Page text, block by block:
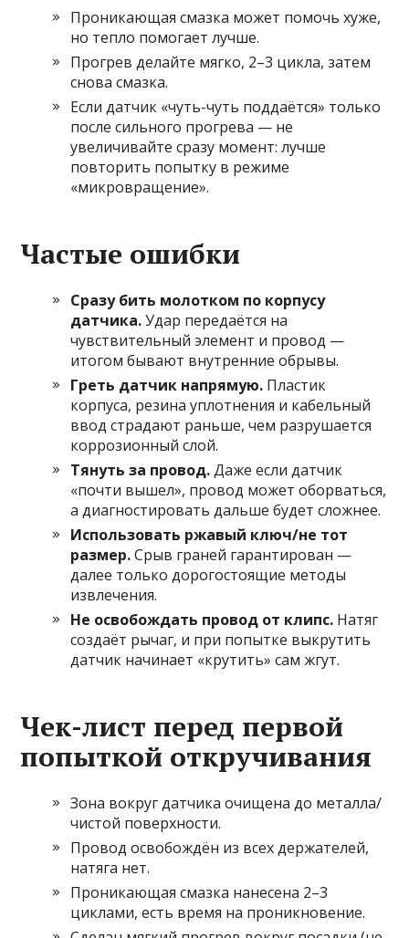
Проникающая смазка может помочь хуже,
но тепло помогает лучше.
Прогрев делайте мягко, 2–3 цикла, затем
снова смазка.
Если датчик «чуть-чуть поддаётся» только
после сильного прогрева — не
увеличивайте сразу момент: лучше
повторить попытку в режиме
«микровращение».
Частые ошибки
Сразу бить молотком по корпусу
датчика.Удар передаётся на
чувствительный элемент и провод —
итогом бывают внутренние обрывы.
Греть датчик напрямую. Пластик
корпуса, резина уплотнения и кабельный
ввод страдают раньше, чем разрушается
коррозионный слой.
Тянуть за провод.Даже если датчик
«почти вышел», провод может оборваться,
а диагностировать дальше будет сложнее.
Использовать ржавый ключ/не тот
размер.Срыв граней гарантирован —
далее только дорогостоящие методы
извлечения.
Не освобождать провод от клипс. Натяг
создаёт рычаг, и при попытке выкрутить
датчик начинает «крутить» сам жгут.
Чек-лист перед первой
попыткой откручивания
Зона вокруг датчика очищена до металла/
чистой поверхности.
Провод освобождён из всех держателей,
натяга нет.
Проникающая смазка нанесена 2–3
циклами, есть время на проникновение.